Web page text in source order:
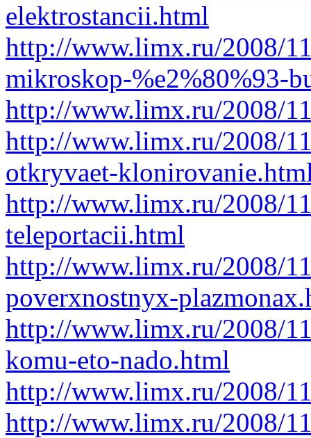
elektrostancii.html
http://www.limx.ru/2008/
mikroskop-%e2%80%93-
http://www.limx.ru/2008/
http://www.limx.ru/2008/
otkryvaet-
http://www.limx.ru/2008/
teleportacii.html
http://www.limx.ru/2008/
poverxnostnyx-
http://www.limx.ru/2008/
komu-eto-nado.html
http://www.limx.ru/2008/
http://www.limx.ru/2008/